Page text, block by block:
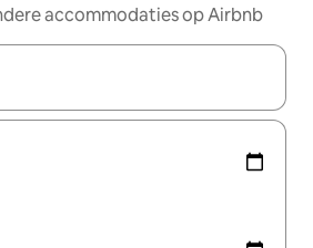
accommodaties op Airbnb
beschikbaar zijn, maak je een keuze